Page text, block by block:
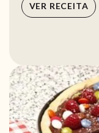
VER RECEITA